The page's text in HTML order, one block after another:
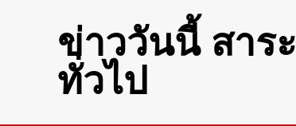
ข่าววันนี้ สาระ
ทั่วไป